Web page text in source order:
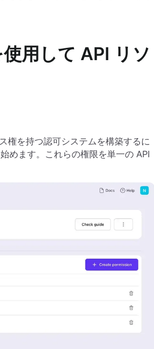
用して API リソ
権を持つ認可システムを構築するに
めます。これらの権限を単一の API